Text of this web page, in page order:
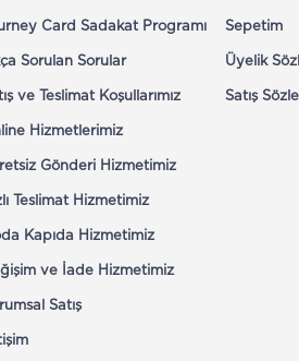
Card Sadakat Programı
Sorulan Sorular
ve Teslimat Koşullarımız
Hizmetlerimiz
Gönderi Hizmetimiz
Teslimat Hizmetimiz
Kapıda Hizmetimiz
ve İade Hizmetimiz
Satış
Sepetim
Üyelik
Satış